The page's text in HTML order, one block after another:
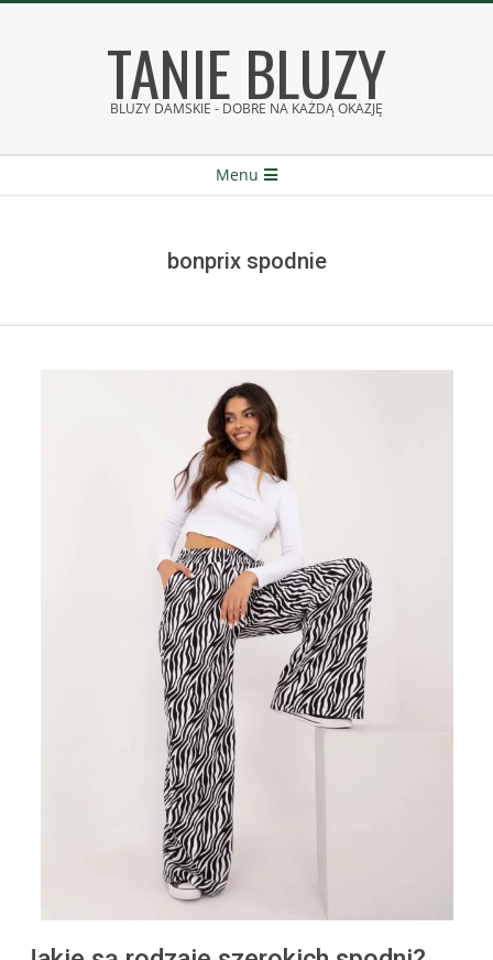
TANIE BLUZY
BLUZY DAMSKIE - DOBRE NA KAŻDĄ OKAZJĘ
Menu
bonprix spodnie